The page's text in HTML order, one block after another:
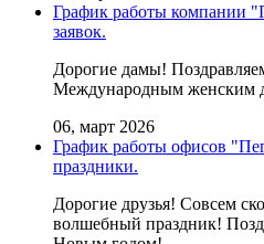
График работы компании
заявок.
Дорогие дамы!
Международным женским
06, март 2026
График работы офисов
праздники.
Дорогие друзья! Совсем
волшебный праздник!